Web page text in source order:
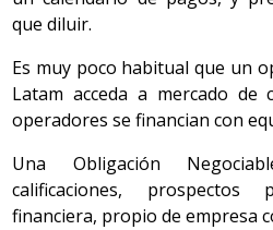
que diluir.
Es muy poco habitual que un
Latam acceda a mercado de
operadores se financian con
Una Obligación
calificaciones, prospectos
financiera, propio de empresa